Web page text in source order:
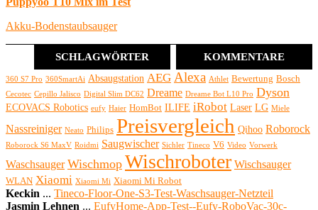
Akku-Bodenstaubsauger
SCHLAGWÖRTER KOMMENTARE
360 S7 Pro 360SmartAi Absaugstation AEG Alexa Athlet Bewertung Bosch
Cecotec Cepillo Jalisco Digital Slim DC62 Dreame Dreame Bot L10 Pro Dyson
ECOVACS Robotics eufy Haier HomBot ILIFE iRobot Laser LG Miele
Nassreiniger Neato Philips Preisvergleich Qihoo Roborock
Roborock S6 MaxV Roidmi Saugwischer Sichler Tineco V6 Video Vorwerk
Waschsauger Wischmop Wischroboter Wischsauger
WLAN Xiaomi Xiaomi Mi Xiaomi Mi Robot
Keckin ... Tineco-Floor-One-S3-Test-Waschsauger-Netzteil
Jasmin Lehnen ... EufyHome-App-Test--Eufy-RoboVac-30c-